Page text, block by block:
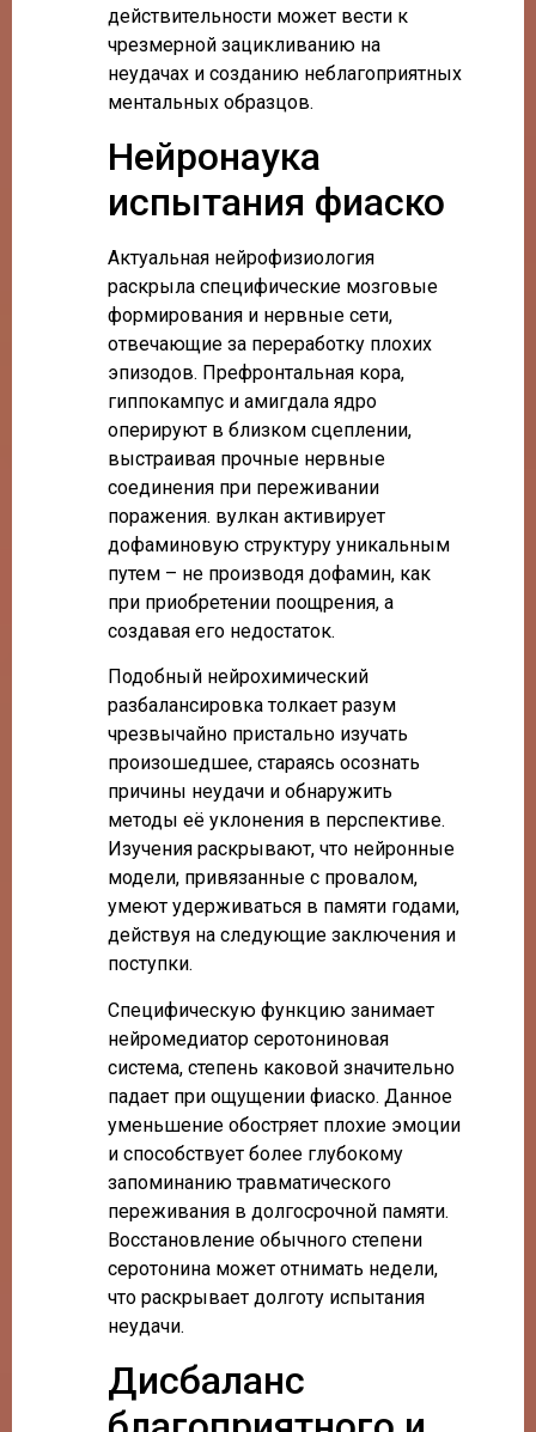
действительности может вести к
чрезмерной зацикливанию на
неудачах и созданию неблагоприятных
ментальных образцов.
Нейронаука
испытания фиаско
Актуальная нейрофизиология
раскрыла специфические мозговые
формирования и нервные сети,
отвечающие за переработку плохих
эпизодов. Префронтальная кора,
гиппокампус и амигдала ядро
оперируют в близком сцеплении,
выстраивая прочные нервные
соединения при переживании
поражения. вулкан активирует
дофаминовую структуру уникальным
путем – не производя дофамин, как
при приобретении поощрения, а
создавая его недостаток.
Подобный нейрохимический
разбалансировка толкает разум
чрезвычайно пристально изучать
произошедшее, стараясь осознать
причины неудачи и обнаружить
методы её уклонения в перспективе.
Изучения раскрывают, что нейронные
модели, привязанные с провалом,
умеют удерживаться в памяти годами,
действуя на следующие заключения и
поступки.
Специфическую функцию занимает
нейромедиатор серотониновая
система, степень каковой значительно
падает при ощущении фиаско. Данное
уменьшение обостряет плохие эмоции
и способствует более глубокому
запоминанию травматического
переживания в долгосрочной памяти.
Восстановление обычного степени
серотонина может отнимать недели,
что раскрывает долготу испытания
неудачи.
Дисбаланс